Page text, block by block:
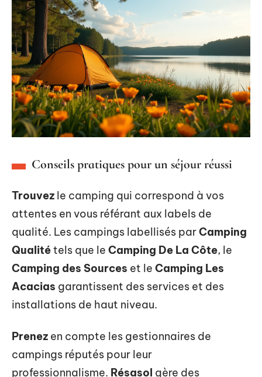
Conseils pratiques pour un séjour réussi
Trouvez le camping qui correspond à vos
attentes en vous référant aux labels de
qualité. Les campings labellisés parCamping
Qualitétels que le Camping De La Côte, le
Camping des Sources et le Camping Les
Acacias garantissent des services et des
installations de haut niveau.
Prenez en compte les gestionnaires de
campings réputés pour leur
professionnalisme. Résasol gère des